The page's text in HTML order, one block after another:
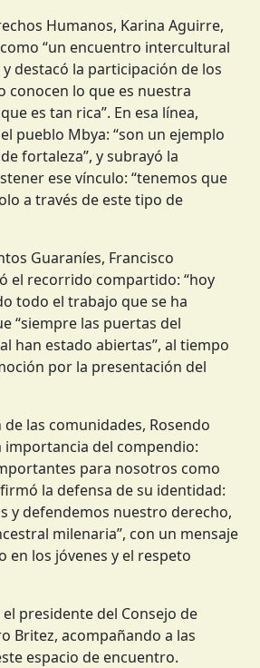
Humanos, Karina Aguirre,
“un encuentro intercultural
destacó la participación de los
conocen lo que es nuestra
es tan rica”. En esa línea,
pueblo Mbya: “son un ejemplo
fortaleza”, y subrayó la
ese vínculo: “tenemos que
a través de este tipo de
Guaraníes, Francisco
el recorrido compartido: “hoy
todo el trabajo que se ha
“siempre las puertas del
han estado abiertas”, al tiempo
por la presentación del
las comunidades, Rosendo
del compendio:
para nosotros como
la defensa de su identidad:
y defendemos nuestro derecho,
milenaria”, con un mensaje
los jóvenes y el respeto
presidente del Consejo de
Britez, acompañando a las
espacio de encuentro.